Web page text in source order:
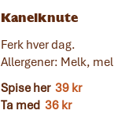
Kanelknute
Ferk hver dag.
Allergener: Melk, mel
Spise her 39 kr
Ta med 36 kr